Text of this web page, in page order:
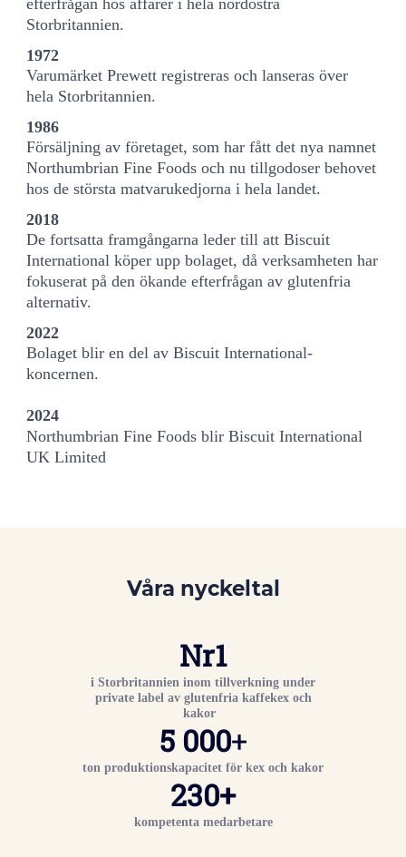
Storbritannien.
1972
Varumärket Prewett registreras och lanseras över
hela Storbritannien.
1986
Försäljning av företaget, som har fått det nya namnet
Northumbrian Fine Foods och nu tillgodoser behovet
hos de största matvarukedjorna i hela landet.
2018
De fortsatta framgångarna leder till att Biscuit
International köper upp bolaget, då verksamheten har
fokuserat på den ökande efterfrågan av glutenfria
alternativ.
2022
Bolaget blir en del av Biscuit International-
koncernen.
2024
Northumbrian Fine Foods blir Biscuit International
UK Limited
Våra nyckeltal
Nr1
i Storbritannien inom tillverkning under
private label av glutenfria kaffekex och
kakor
5 000+
ton produktionskapacitet för kex och kakor
230+
kompetenta medarbetare